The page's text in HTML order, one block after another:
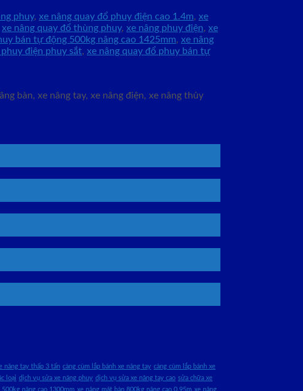
phuy, xe nâng quay đổ phuy điện cao 1.4m, xe
xe nâng quay đổ thùng phuy, xe nâng phuy điện, xe
bán tự động 500kg nâng cao 1425mm, xe nâng
điện phuy sắt, xe nâng quay đổ phuy bán tự
bàn, xe nâng tay, xe nâng điện, xe nâng thủy
nâng tay thấp 3 tấn càng cùm lắp bánh xe nâng tay càng cùm lắp bánh xe
loại dịch vụ sửa xe nâng phuy dịch vụ sửa xe nâng tay cao sửa chữa xe
500kg nâng cao 1300mm xe nâng mặt bàn 800kg nâng cao 0.95m xe nâng